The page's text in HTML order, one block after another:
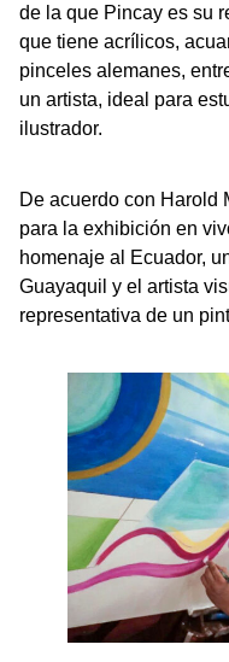
de la que Pincay es su
que tiene acrílicos,
pinceles alemanes,
un artista, ideal para
ilustrador.
De acuerdo con Harold
para la exhibición en
homenaje al Ecuador,
Guayaquil y el artista
representativa de un